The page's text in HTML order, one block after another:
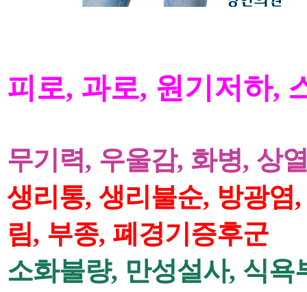
피로, 과로, 원기저하,
무기력, 우울감, 화병, 상
생리통, 생리불순, 방광염
림, 부종, 폐경기증후군
소화불량, 만성설사, 식욕